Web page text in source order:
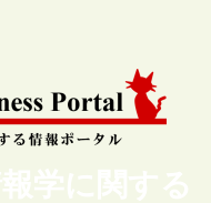
学に関する